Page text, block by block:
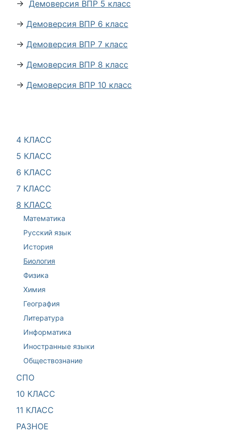
4 КЛАСС
5 КЛАСС
6 КЛАСС
7 КЛАСС
8 КЛАСС
Математика
Русский язык
История
Биология
Физика
Химия
География
Литература
Информатика
Иностранные языки
Обществознание
СПО
10 КЛАСС
11 КЛАСС
РАЗНОЕ
→ Демоверсия ВПР 5 класс
→ Демоверсия ВПР 6 класс
→ Демоверсия ВПР 7 класс
→ Демоверсия ВПР 8 класс
→ Демоверсия ВПР 10 класс